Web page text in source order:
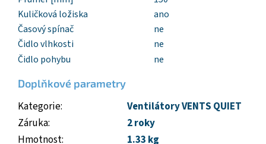
Kuličková ložiska
ano
Časový spínač
ne
Čidlo vlhkosti
ne
Čidlo pohybu
ne
Doplňkové parametry
Kategorie:
Ventilátory VENTS QUIET
Záruka:
2 roky
Hmotnost: 1.33 kg